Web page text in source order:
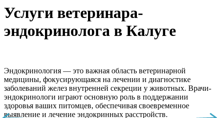
Услуги ветеринара-
эндокринолога в Калуге
Эндокринология — это важная область ветеринарной
медицины, фокусирующаяся на лечении и диагностике
заболеваний желез внутренней секреции у животных. Врачи-
эндокринологи играют основную роль в поддержании
здоровья ваших питомцев, обеспечивая своевременное
выявление и лечение эндокринных расстройств.